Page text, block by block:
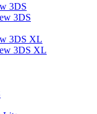
3DS
3DS
3DS XL
3DS XL